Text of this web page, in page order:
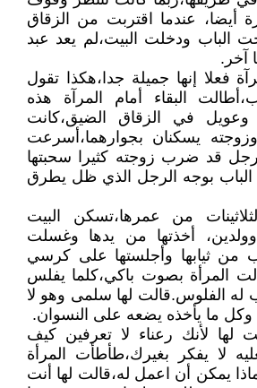
أيضا، عندما اقتربت من الزقاق
الباب ودخلت البيت،لم يعد عبد
آخر.
فعلا إنها جميلة جدا،هكذا تقول
البقاء أمام المرآة هذه
وعويل في الزقاق الضيق،كانت
يسكنان بجوارهما،أسرعت
قد ضرب زوجته كثيرا سحبتها
الباب بوجه الرجل الذي ظل يطرق
من عمرها،تسكن البيت
أخذتها من يدها وغسلت
من ثيابها وأجلستها على كرسي
المرأة بصوت باكي،كلما يفلس
الفلوس.قالت لها سلمى وهو لا
وكل ما يأخذه يضعه على النسوان.
لأنك رعناء لا تعرفين كيف
لا يفكر بغيرك،طأطأت المرأة
يمكن أن اعمل له،قالت لها أنت